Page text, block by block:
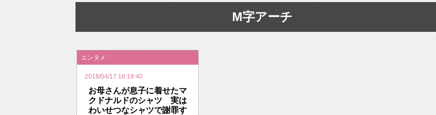
挫折率8割の壁をAIで突破。ジャストシステム、”自分が今話し･･･
2026年のバレンタインは「自分で作って、想いを渡す」 TE･･･
M字アーチ
エンタメ
2018/04/17 16:19:40
お母さんが息子に着せたマ
クドナルドのシャツ 実は
わいせつなシャツで謝罪す